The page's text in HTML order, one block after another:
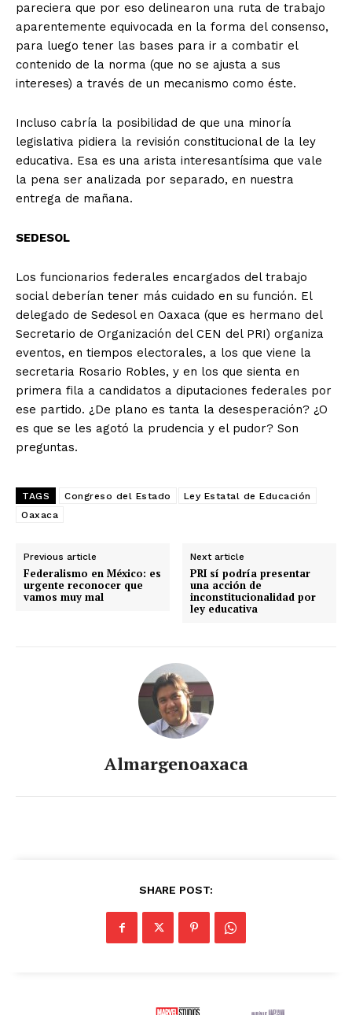
pareciera que por eso delinearon una ruta de trabajo
aparentemente equivocada en la forma del consenso,
para luego tener las bases para ir a combatir el
contenido de la norma (que no se ajusta a sus
intereses) a través de un mecanismo como éste.
Incluso cabría la posibilidad de que una minoría
legislativa pidiera la revisión constitucional de la ley
educativa. Esa es una arista interesantísima que vale
la pena ser analizada por separado, en nuestra
entrega de mañana.
SEDESOL
Los funcionarios federales encargados del trabajo
social deberían tener más cuidado en su función. El
delegado de Sedesol en Oaxaca (que es hermano del
Secretario de Organización del CEN del PRI) organiza
eventos, en tiempos electorales, a los que viene la
secretaria Rosario Robles, y en los que sienta en
primera fila a candidatos a diputaciones federales por
ese partido. ¿De plano es tanta la desesperación? ¿O
es que se les agotó la prudencia y el pudor? Son
preguntas.
TAGS Congreso del Estado
Ley Estatal de Educación
Oaxaca
Previous article
Federalismo en México: es
urgente reconocer que
vamos muy mal
Next article
PRI sí podría presentar
una acción de
inconstitucionalidad por
ley educativa
Almargenoaxaca
SHARE POST: